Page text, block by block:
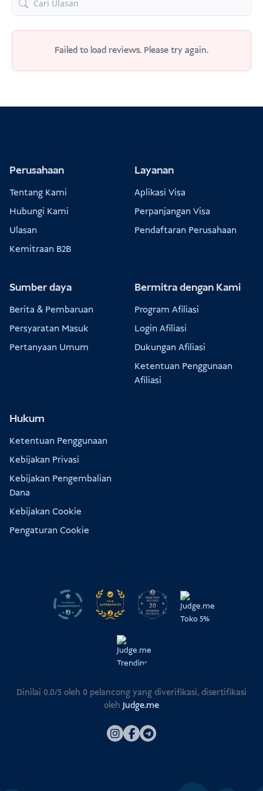
Failed to load reviews. Please try again.
Perusahaan
Tentang Kami
Hubungi Kami
Ulasan
Kemitraan B2B
Layanan
Aplikasi Visa
Perpanjangan Visa
Pendaftaran Perusahaan
Sumber daya
Berita & Pembaruan
Persyaratan Masuk
Pertanyaan Umum
Bermitra dengan Kami
Program Afiliasi
Login Afiliasi
Dukungan Afiliasi
Ketentuan Penggunaan
Afiliasi
Hukum
Ketentuan Penggunaan
Kebijakan Privasi
Kebijakan Pengembalian
Dana
Kebijakan Cookie
Pengaturan Cookie
Dinilai 0.0/5 oleh 0 pelancong yang diverifikasi, disertifikasi
oleh Judge.me